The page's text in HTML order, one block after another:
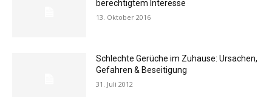
berechtigtem Interesse
13. Oktober 2016
Schlechte Gerüche im Zuhause: Ursachen,
Gefahren & Beseitigung
31. Juli 2012